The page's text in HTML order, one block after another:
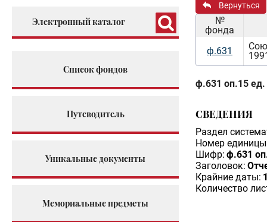
Электронный каталог
Список фондов
Путеводитель
Уникальные документы
Мемориальные предметы
Вернуться
№
фонда
ф.631
ф.631 оп.15 ед.
СВЕДЕНИЯ
Раздел
Номер единицы
Шифр: ф.631
Заголовок:
Крайние даты:
Количество